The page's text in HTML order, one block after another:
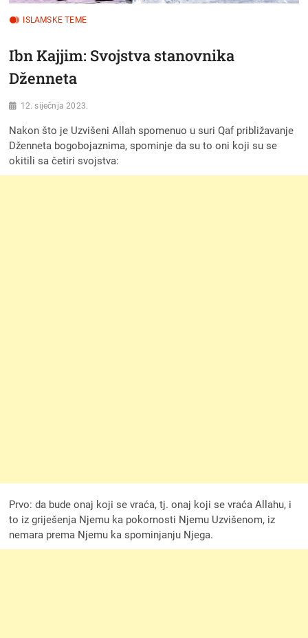
ISLAMSKE TEME
Ibn Kajjim: Svojstva stanovnika
Dženneta
12. siječnja 2023.
Nakon što je Uzvišeni Allah spomenuo u suri Qaf približavanje
Dženneta bogobojaznima, spominje da su to oni koji su se
okitili sa četiri svojstva:
Prvo: da bude onaj koji se vraća, tj. onaj koji se vraća Allahu, i
to iz griješenja Njemu ka pokornosti Njemu Uzvišenom, iz
nemara prema Njemu ka spominjanju Njega.